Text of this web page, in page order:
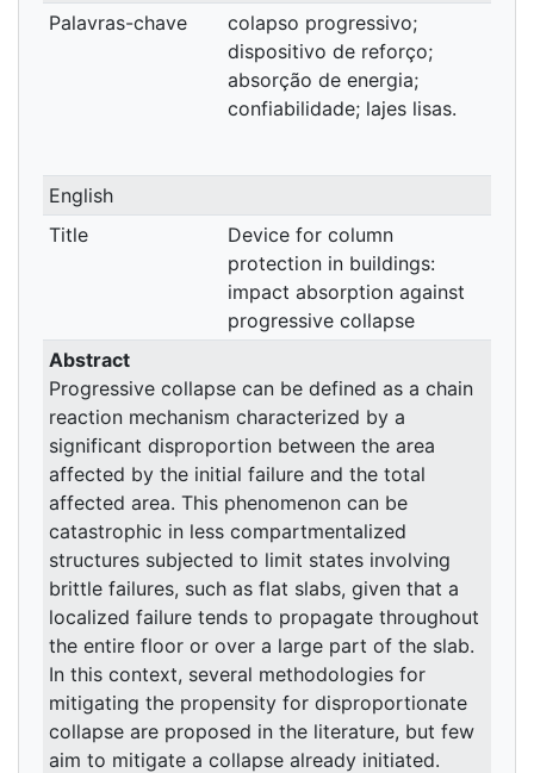
Palavras-chave
colapso progressivo;
dispositivo de reforço;
absorção de energia;
confiabilidade; lajes lisas.
English
Title
Device for column
protection in buildings:
impact absorption against
progressive collapse
Abstract
Progressive collapse can be defined as a chain
reaction mechanism characterized by a
significant disproportion between the area
affected by the initial failure and the total
affected area. This phenomenon can be
catastrophic in less compartmentalized
structures subjected to limit states involving
brittle failures, such as flat slabs, given that a
localized failure tends to propagate throughout
the entire floor or over a large part of the slab.
In this context, several methodologies for
mitigating the propensity for disproportionate
collapse are proposed in the literature, but few
aim to mitigate a collapse already initiated.